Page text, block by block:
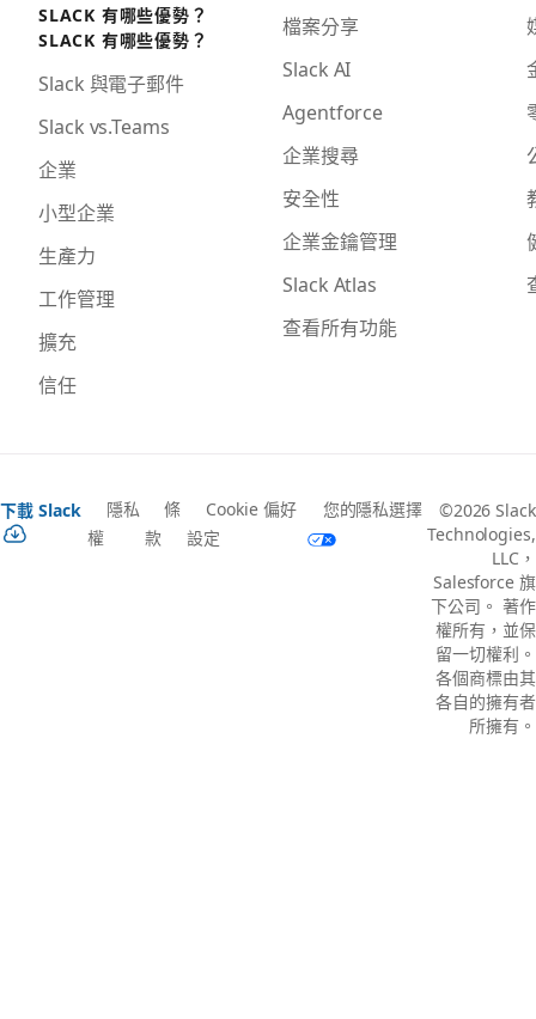
SLACK 有哪些優勢？
SLACK 有哪些優勢？
Slack 與電子郵件
Slack vs.Teams
企業
小型企業
生產力
工作管理
擴充
信任
檔案分享
Slack AI
Agentforce
企業搜尋
安全性
企業金鑰管理
Slack Atlas
查看所有功能
下載 Slack
隱私
權
條
款
Cookie 偏好
設定
您的隱私選擇
©2026 Slack
Technologies,
LLC，
Salesforce 旗
下公司。 著作
權所有，並保
留一切權利。
各個商標由其
各自的擁有者
所擁有。